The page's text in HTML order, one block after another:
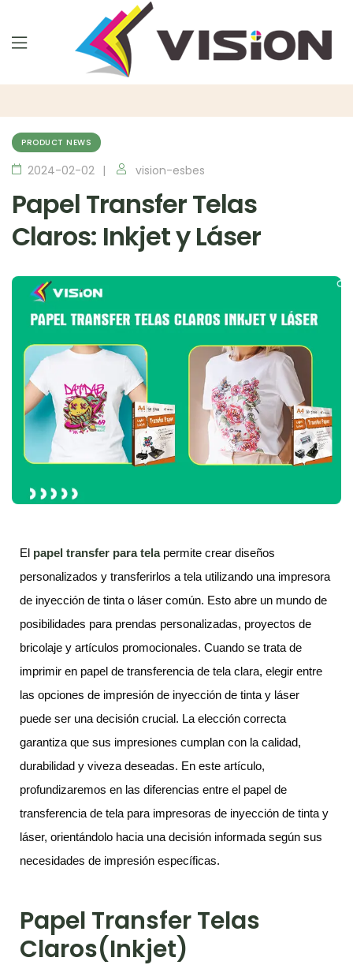
PRODUCT NEWS
2024-02-02 vision-esbes
Papel Transfer Telas
Claros: Inkjet y Láser
El papel transfer para telapermite crear diseños
personalizados y transferirlos a tela utilizando una impresora
de inyección de tinta o láser común. Esto abre un mundo de
posibilidades para prendas personalizadas, proyectos de
bricolaje y artículos promocionales. Cuando se trata de
imprimir en papel de transferencia de tela clara, elegir entre
las opciones de impresión de inyección de tinta y láser
puede ser una decisión crucial. La elección correcta
garantiza que sus impresiones cumplan con la calidad,
durabilidad y viveza deseadas. En este artículo,
profundizaremos en las diferencias entre el papel de
transferencia de tela para impresoras de inyección de tinta y
láser, orientándolo hacia una decisión informada según sus
necesidades de impresión específicas.
Papel Transfer Telas
Claros(Inkjet)